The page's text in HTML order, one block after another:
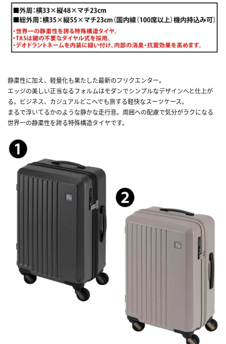
静粛性に加え、軽量化も果たした最新のフリクエンター。
エッジの美しい正当なるフォルムはモダンでシンプルなデザインへと仕上が
る。ビジネス、カジュアルどこへでも旅する軽快なスーツケース。
まるで浮いてるかのような静かな走行音。周囲への配慮で気分がラクになる
世界一の静粛性を誇る特殊構造タイヤです。